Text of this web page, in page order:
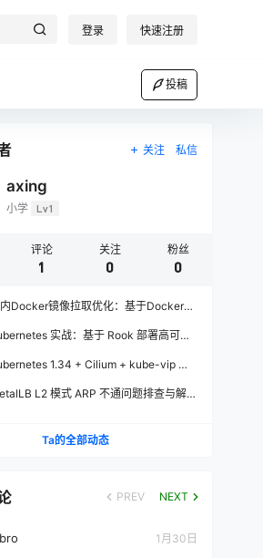
登录 快速注册
投稿
关注 私信
axing
小学 Lv1
评论
1
关注
0
粉丝
0
内Docker镜像拉取优化：基于Docker-
实战：基于 Rook 部署高可用
1.34 + Cilium + kube-vip 高
L2 模式 ARP 不通问题排查与解
Ta的全部动态
PREV NEXT
1月30日